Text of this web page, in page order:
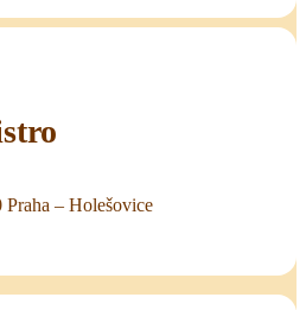
Praha – Holešovice